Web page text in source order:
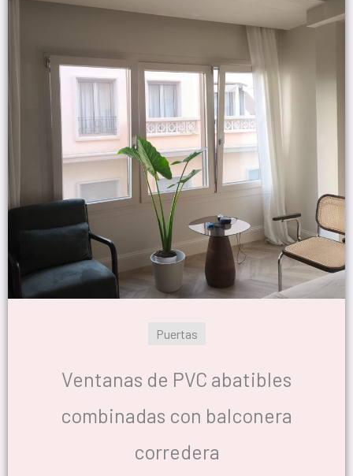
Puertas
Ventanas de PVC abatibles
combinadas con balconera
corredera